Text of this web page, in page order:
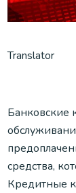
Translator
Банковские
средства,
Кредитные